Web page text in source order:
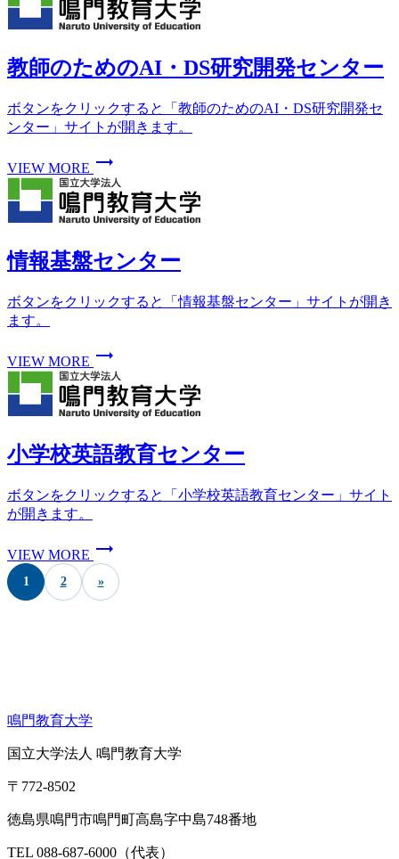
教師のためのAI・DS研究開発センター
ボタンをクリックすると「教師のためのAI・DS研究開発セ
ンター」サイトが開きます。
VIEW MORE trending_flat
情報基盤センター
ボタンをクリックすると「情報基盤センター」サイトが開き
ます。
VIEW MORE trending_flat
小学校英語教育センター
ボタンをクリックすると「小学校英語教育センター」サイト
が開きます。
VIEW MORE trending_flat
1 2 »
鳴門教育大学
国立大学法人 鳴門教育大学
〒772-8502
徳島県鳴門市鳴門町高島字中島748番地
TEL 088-687-6000（代表）